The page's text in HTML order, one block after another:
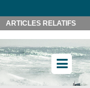
ARTICLES RELATIFS